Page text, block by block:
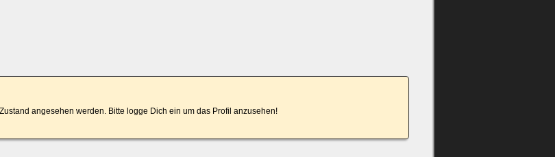
angesehen werden. Bitte logge Dich ein um das Profil anzusehen!